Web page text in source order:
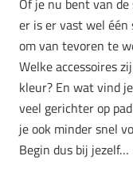
er is er vast wel één
om van tevoren te
Welke accessoires
kleur? En wat vind
veel gerichter op
je ook minder snel
Begin dus bij jezelf…